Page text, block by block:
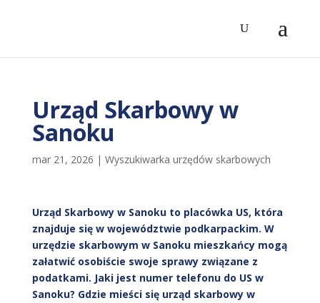
Urząd Skarbowy w
Sanoku
mar 21, 2026 | Wyszukiwarka urzędów skarbowych
Urząd Skarbowy w Sanoku to placówka US, która
znajduje się w województwie podkarpackim. W
urzędzie skarbowym w Sanoku mieszkańcy mogą
załatwić osobiście swoje sprawy związane z
podatkami. Jaki jest numer telefonu do US w
Sanoku? Gdzie mieści się urząd skarbowy w